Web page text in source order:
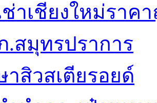
ช่าเชียงใหม่ราค
.สมุทรปราการ
าสิวสเตียรอยด์